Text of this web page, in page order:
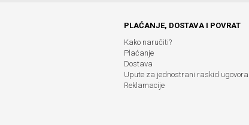
PLAĆANJE, DOSTAVA I POVRAT
Kako naručiti?
Plaćanje
Dostava
Upute za jednostrani raskid ugovora
Reklamacije